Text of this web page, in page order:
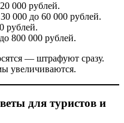
000 рублей.
000 до 60 000 рублей.
рублей.
800 000 рублей.
— штрафуют сразу.
увеличиваются.
для туристов и